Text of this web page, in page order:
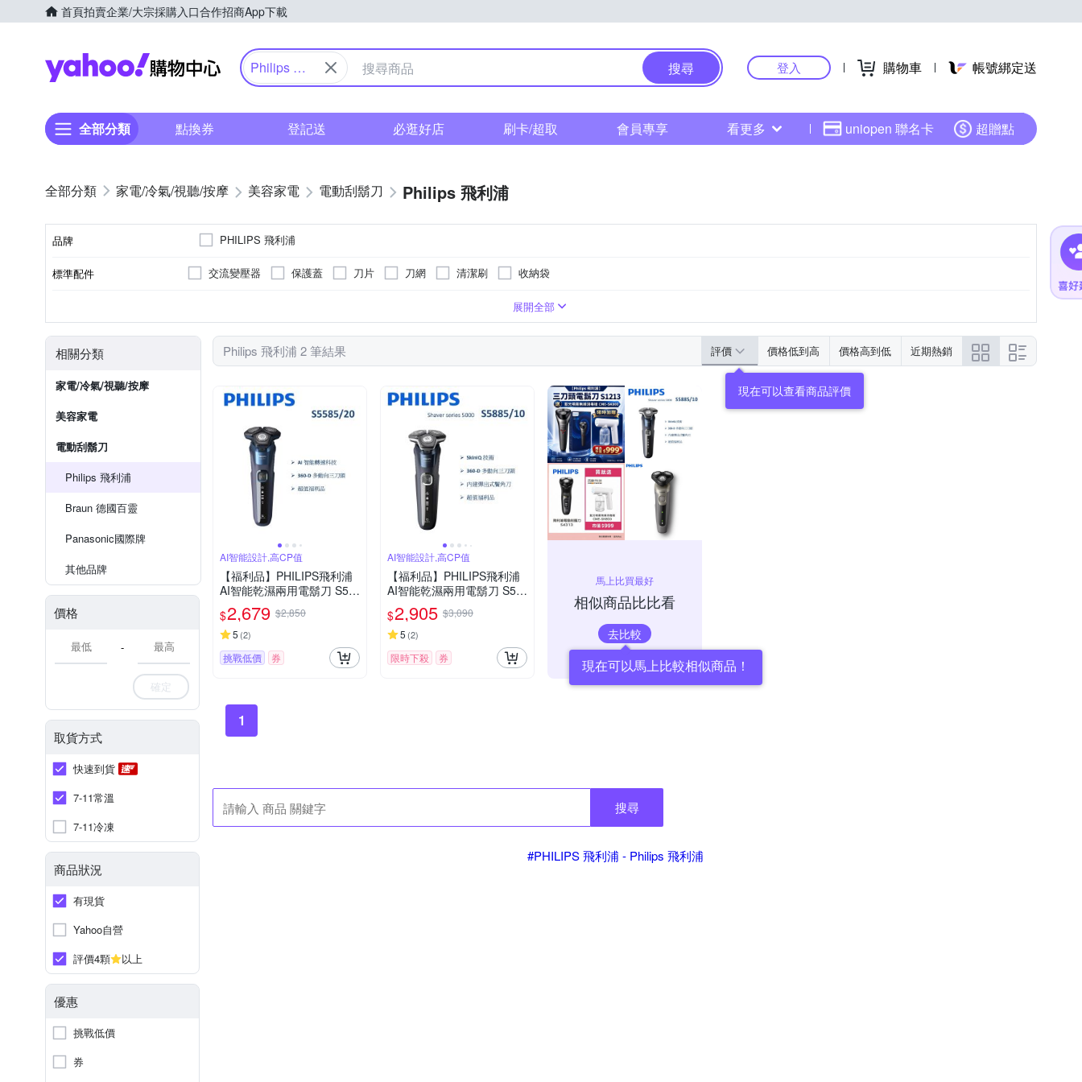
首頁拍賣企業/大宗採購入口合作招商App下載
Yahoo購物中心
Philips 飛
搜尋 登入 購物車 帳號綁定送
全部分類 點換券 登記送 必逛好店 刷卡/超取 會員專享 看更多 uniopen 聯名卡 超贈點
家電/冷氣/視聽/按摩 美容家電 電動刮鬍刀 Philips 飛利浦
品牌 PHILIPS 飛利浦
標準配件 交流變壓器 保護蓋 刀片 刀網 清潔刷 收納袋
展開全部
相關分類
家電/冷氣/視聽/按摩
美容家電
電動刮鬍刀
Philips 飛利浦
Braun 德國百靈
Panasonic國際牌
其他品牌
價格
-
確定
取貨方式
快速到貨
7-11常溫
7-11冷凍
商品狀況
有現貨
Yahoo自營
評價4顆
以上
優惠
挑戰低價
券
Philips 飛利浦 2 筆結果 評價 價格低到高 價格高到低 近期熱銷
現在可以查看商品評價
AI智能設計,高CP值
【福利品】PHILIPS飛利浦
AI智能乾濕兩用電鬍刀 S55
85/20 (一年保固)
$2,679 $2,850
5 (2)
挑戰低價 券
AI智能設計,高CP值
【福利品】PHILIPS飛利浦
AI智能乾濕兩用電鬍刀 S58
85/10 (一年保固)
$2,905 $3,090
5 (2)
限時下殺 券
馬上比買最好
相似商品比比看
去比較
現在可以馬上比較相似商品！
1
搜尋
#PHILIPS 飛利浦 - Philips 飛利浦